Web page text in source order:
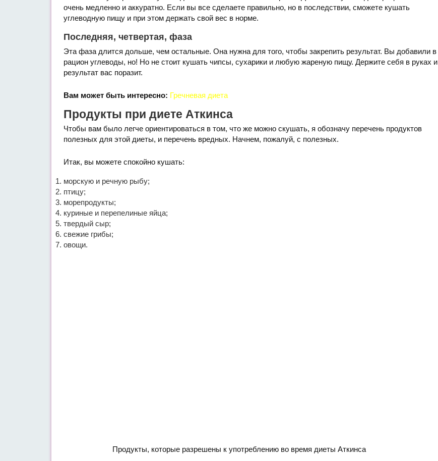
очень медленно и аккуратно. Если вы все сделаете правильно, но в последствии, сможете кушать
углеводную пищу и при этом держать свой вес в норме.
Последняя, четвертая, фаза
Эта фаза длится дольше, чем остальные. Она нужна для того, чтобы закрепить результат. Вы добавили в
рацион углеводы, но! Но не стоит кушать чипсы, сухарики и любую жареную пищу. Держите себя в руках и
результат вас поразит.
Вам может быть интересно: Гречневая диета
Продукты при диете Аткинса
Чтобы вам было легче ориентироваться в том, что же можно скушать, я обозначу перечень продуктов
полезных для этой диеты, и перечень вредных. Начнем, пожалуй, с полезных.
Итак, вы можете спокойно кушать:
морскую и речную рыбу;
птицу;
морепродукты;
куриные и перепелиные яйца;
твердый сыр;
свежие грибы;
овощи.
Продукты, которые разрешены к употреблению во время диеты Аткинса